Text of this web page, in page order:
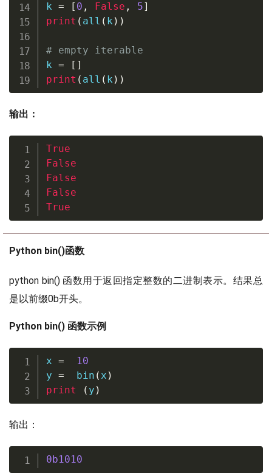
k = [ 0 , False , 5]
print ( all ( k ) )
# empty iterable
k = [ ]
print ( all ( k ) )
输出：
True
False
False
False
True
Python bin()函数
python bin() 函数用于返回指定整数的二进制表示。结果总
是以前缀0b开头。
Python bin() 函数示例
x =
10
y = bin ( x )
print
( y )
输出：
0b1010